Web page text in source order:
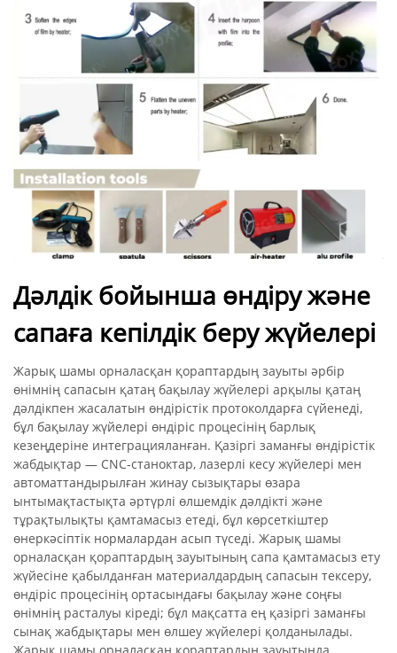
Дәлдік бойынша өндіру және
сапаға кепілдік беру жүйелері
Жарық шамы орналасқан қораптардың зауыты әрбір
өнімнің сапасын қатаң бақылау жүйелері арқылы қатаң
дәлдікпен жасалатын өндірістік протоколдарға сүйенеді,
бұл бақылау жүйелері өндіріс процесінің барлық
кезеңдеріне интеграцияланған. Қазіргі заманғы өндірістік
жабдықтар — CNC-станоктар, лазерлі кесу жүйелері мен
автоматтандырылған жинау сызықтары өзара
ынтымақтастықта әртүрлі өлшемдік дәлдікті және
тұрақтылықты қамтамасыз етеді, бұл көрсеткіштер
өнеркәсіптік нормалардан асып түседі. Жарық шамы
орналасқан қораптардың зауытының сапа қамтамасыз ету
жүйесіне қабылданған материалдардың сапасын тексеру,
өндіріс процесінің ортасындағы бақылау және соңғы
өнімнің расталуы кіреді; бұл мақсатта ең қазіргі заманғы
сынақ жабдықтары мен өлшеу жүйелері қолданылады.
Жарық шамы орналасқан қораптардың зауытында